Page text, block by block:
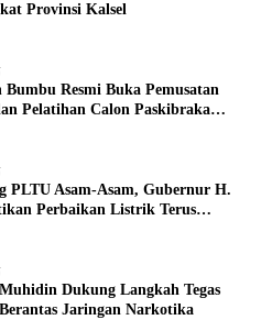
Provinsi Kalsel
Bumbu Resmi Buka Pemusatan
Pelatihan Calon Paskibraka
PLTU Asam-Asam, Gubernur H.
Perbaikan Listrik Terus
Dukung Langkah Tegas
Jaringan Narkotika